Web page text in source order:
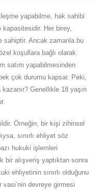
yapabilme, hak sahibi
Her birey,
sahiptir. Ancak zamanla bu
koşullara bağlı olarak
satım yapabilmesinden
çok durumu kapsar. Peki,
Genellikle 18 yaşın
Örneğin, bir kişi zihinsel
sınırlı ehliyet söz
hukuki işlemleri
bir alışveriş yaptıktan sonra
ehliyetinin sınırlı olduğunu
devreye girmesi